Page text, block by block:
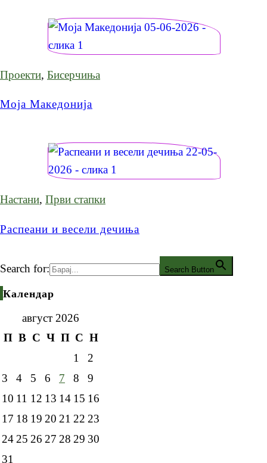
Проекти, Бисерчиња
Моја Македонија
Настани, Први стапки
Распеани и весели дечиња
Search for: Search Button
Календар
август 2026
П В С Ч П С Н
1
2
3
4 5 6 7 8
9
10 11 12 13 14 15 16
17 18 19 20 21 22 23
24 25 26 27 28 29 30
31